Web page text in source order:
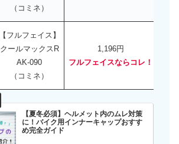
（コミネ）
【フルフェイス】
クールマックスR
AK-090
（コミネ）
1,196円
フルフェイスならコレ！
【夏冬必須】ヘルメット内のムレ対策
に！バイク用インナーキャップおすす
め完全ガイド